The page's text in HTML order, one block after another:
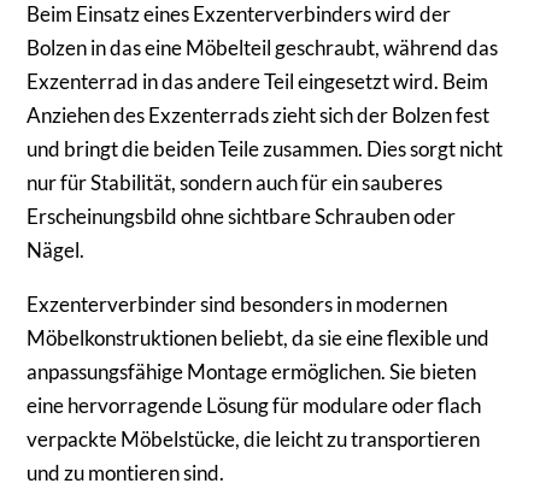
Beim Einsatz eines Exzenterverbinders wird der
Bolzen in das eine Möbelteil geschraubt, während das
Exzenterrad in das andere Teil eingesetzt wird. Beim
Anziehen des Exzenterrads zieht sich der Bolzen fest
und bringt die beiden Teile zusammen. Dies sorgt nicht
nur für Stabilität, sondern auch für ein sauberes
Erscheinungsbild ohne sichtbare Schrauben oder
Nägel.
Exzenterverbinder sind besonders in modernen
Möbelkonstruktionen beliebt, da sie eine flexible und
anpassungsfähige Montage ermöglichen. Sie bieten
eine hervorragende Lösung für modulare oder flach
verpackte Möbelstücke, die leicht zu transportieren
und zu montieren sind.